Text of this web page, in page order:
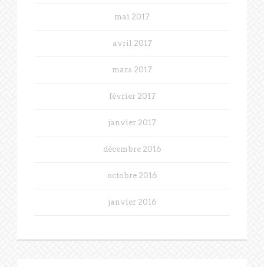
mai 2017
avril 2017
mars 2017
février 2017
janvier 2017
décembre 2016
octobre 2016
janvier 2016